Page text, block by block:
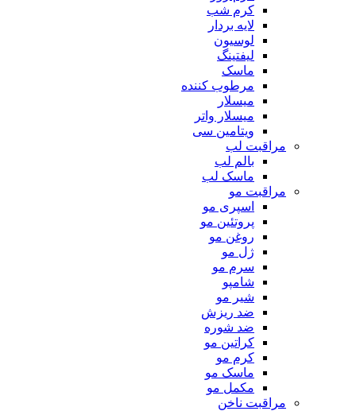
کرم شب
لایه بردار
لوسیون
لیفتینگ
ماسک
مرطوب کننده
میسلار
میسلار واتر
ویتامین سی
مراقبت لب
بالم لب
ماسک لب
مراقبت مو
اسپری مو
پروتئین مو
روغن مو
ژل مو
سرم مو
شامپو
شیر مو
ضد ریزش
ضد شوره
کراتین مو
کرم مو
ماسک مو
مکمل مو
مراقبت ناخن